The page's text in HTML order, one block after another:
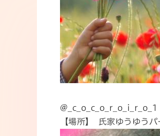
【場所】 氏家ゆうゆう